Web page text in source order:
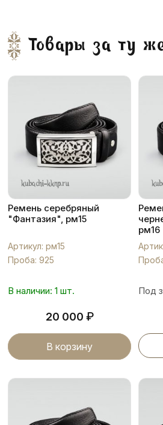
Товары за ту
Ремень серебряный
"Фантазия", рм15
Артикул: рм15
Проба: 925
В наличии: 1 шт.
20 000 ₽
В корзину
рм16
Под